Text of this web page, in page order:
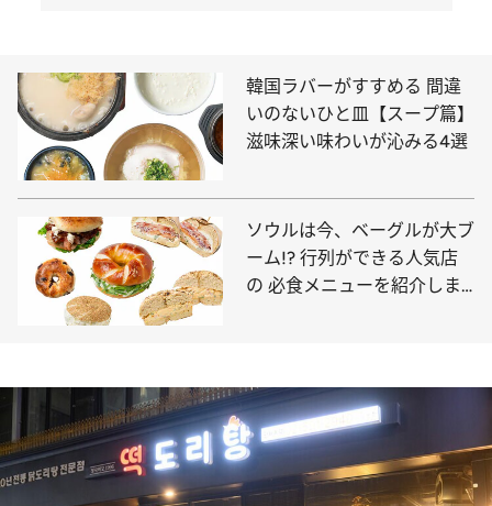
韓国ラバーがすすめる 間違
いのないひと皿【スープ篇】
滋味深い味わいが沁みる4選
ソウルは今、ベーグルが大ブ
ーム!? 行列ができる人気店
の 必食メニューを紹介しま